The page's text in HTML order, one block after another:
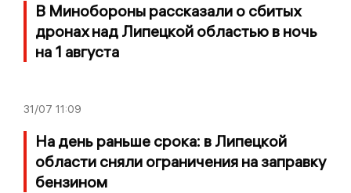
В Минобороны рассказали о сбитых
дронах над Липецкой областью в ночь
на 1 августа
31/07 11:09
На день раньше срока: в Липецкой
области сняли ограничения на заправку
бензином